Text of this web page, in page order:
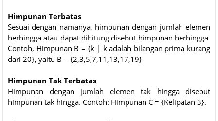
Himpunan Terbatas
Sesuai dengan namanya, himpunan dengan jumlah elemen
berhingga atau dapat dihitung disebut himpunan berhingga.
Contoh, Himpunan B = {k | k adalah bilangan prima kurang
dari 20}, yaitu B = {2,3,5,7,11,13,17,19}
Himpunan Tak Terbatas
Himpunan dengan jumlah elemen tak hingga disebut
himpunan tak hingga. Contoh: Himpunan C = {Kelipatan 3}.